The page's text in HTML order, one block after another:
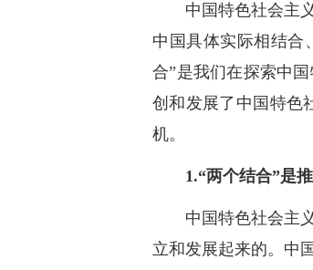
中国特色社会主
中国具体实际相结合
合”是我们在探索中
创和发展了中国特色
机。
1.“两个结合”是
中国特色社会主
立和发展起来的。中